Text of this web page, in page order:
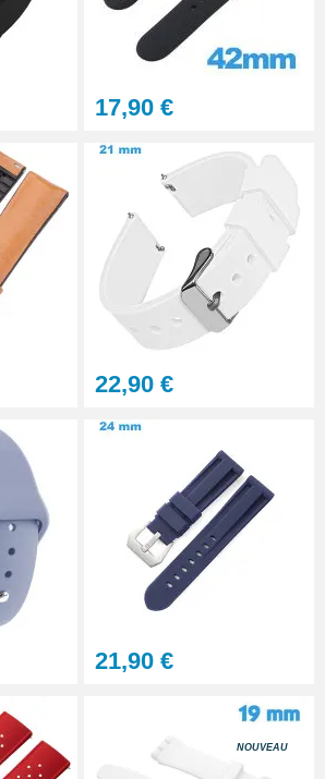
Gros pointeau de pose
manipulation bracelet montre
7,90 €
Outil pointeau de pose suisse
professionnel BERGEON
28,90 €
Interchangeable
Kit Réparation Montre
Multifonction
23,90 €
Sacoche Outils Horlogerie
complet de Réparation - 13
pièces
45,90 €
17,90 €
22,90 €
21,90 €
NOUVEAU